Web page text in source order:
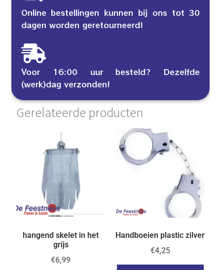
Online bestellingen kunnen bij ons tot 30
dagen worden geretourneerd!
Voor 16:00 uur besteld? Dezelfde
(werk)dag verzonden!
Gerelateerde producten
hangend skelet in het
grijs
€6,99
Handboeien plastic zilver
€4,25